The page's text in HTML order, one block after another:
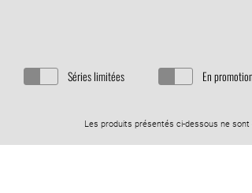
Séries limitées En promotion
Les produits présentés ci-dessous ne